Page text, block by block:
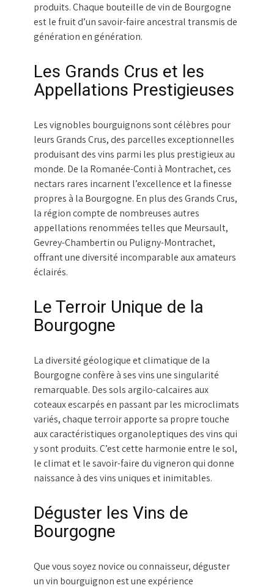
produits. Chaque bouteille de vin de Bourgogne
est le fruit d’un savoir-faire ancestral transmis de
génération en génération.
Les Grands Crus et les
Appellations Prestigieuses
Les vignobles bourguignons sont célèbres pour
leurs Grands Crus, des parcelles exceptionnelles
produisant des vins parmi les plus prestigieux au
monde. De la Romanée-Conti à Montrachet, ces
nectars rares incarnent l’excellence et la finesse
propres à la Bourgogne. En plus des Grands Crus,
la région compte de nombreuses autres
appellations renommées telles que Meursault,
Gevrey-Chambertin ou Puligny-Montrachet,
offrant une diversité incomparable aux amateurs
éclairés.
Le Terroir Unique de la
Bourgogne
La diversité géologique et climatique de la
Bourgogne confère à ses vins une singularité
remarquable. Des sols argilo-calcaires aux
coteaux escarpés en passant par les microclimats
variés, chaque terroir apporte sa propre touche
aux caractéristiques organoleptiques des vins qui
y sont produits. C’est cette harmonie entre le sol,
le climat et le savoir-faire du vigneron qui donne
naissance à des vins uniques et inimitables.
Déguster les Vins de
Bourgogne
Que vous soyez novice ou connaisseur, déguster
un vin bourguignon est une expérience